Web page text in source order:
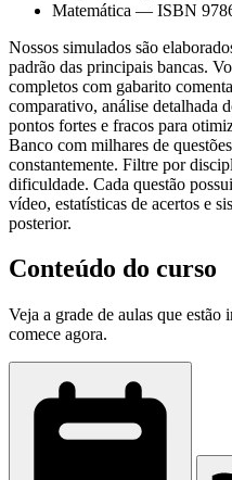
Matemática — ISBN
Nossos simulados são
padrão das principais bancas.
completos com gabarito
comparativo, análise detalhada
pontos fortes e fracos para
Banco com milhares de
constantemente. Filtre por
dificuldade. Cada questão
vídeo, estatísticas de acertos e
posterior.
Conteúdo do curso
Veja a grade de aulas que estão
comece agora.